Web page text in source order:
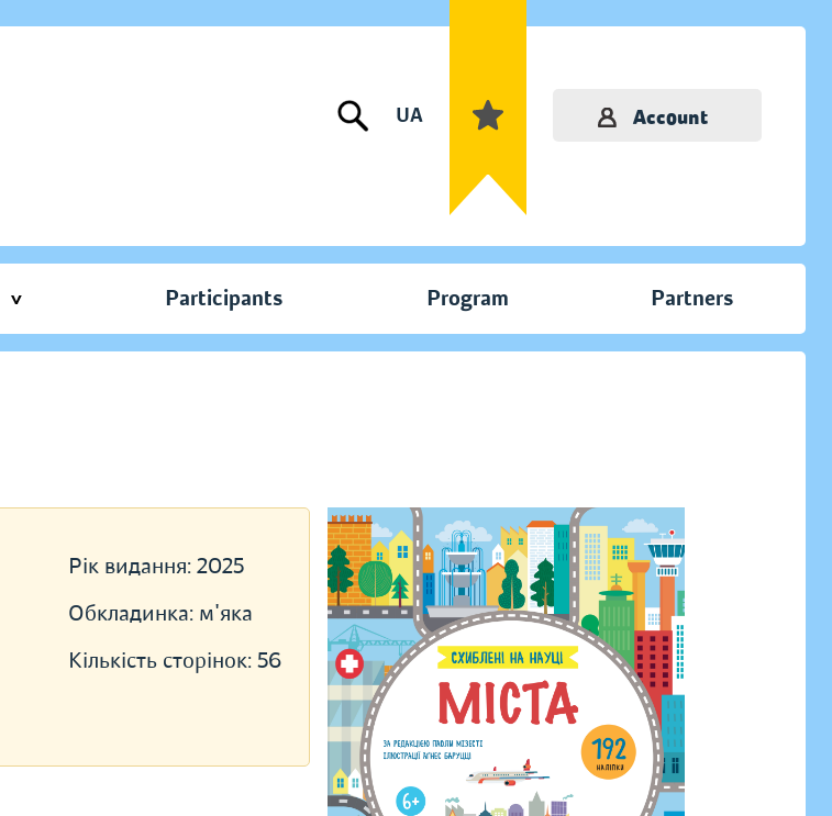
UA Account
Participants Program Partners
Рік видання: 2025
Обкладинка: м'яка
Кількість сторінок: 56